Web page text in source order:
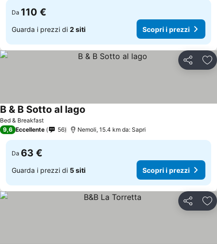
Da 110 €
Guarda i prezzi di 2 siti Scopri i prezzi
Condividi
Bed & Breakfast
B & B Sotto al lago
9,6 Eccellente 56 Nemoli, 15.4 km da: Sapri
Da 63 €
Guarda i prezzi di 5 siti Scopri i prezzi
Condividi